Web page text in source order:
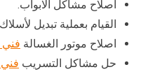
اصلاح مشاكل الابواب.
القيام بعملية تبديل
اصلاح موتور الغسالة فني
حل مشاكل التسريب فني